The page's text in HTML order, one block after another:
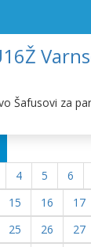
Šafusovi za
4 5 6
15 16 17
25 26 27